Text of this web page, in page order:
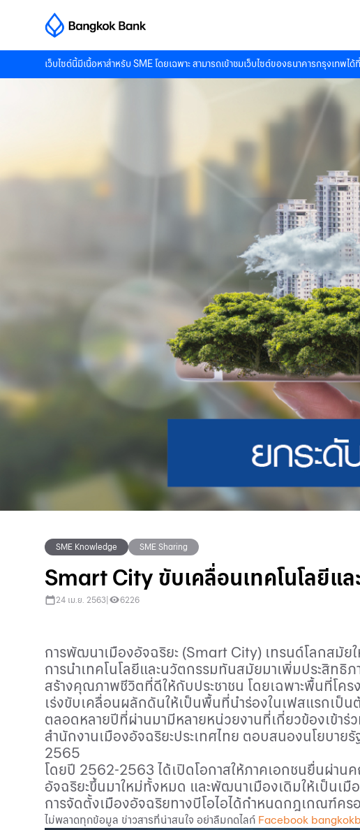
เว็บไซต์นี้มีเนื้อหาสำหรับ SME โดยเฉพาะ สามารถเข้าชมเว็บไซต์ของธนาคารกรุงเทพได้ที่
SME Knowledge SME Sharing
Smart City ขับเคลื่อนเทคโนโลยีแล
24 เม.ย. 2563 6226
การพัฒนาเมืองอัจฉริยะ (Smart City) เทรนด์โลกสมัย
การนำเทคโนโลยีและนวัตกรรมทันสมัยมาเพิ่มประสิทธิ
สร้างคุณภาพชีวิตที่ดีให้กับประชาชน โดยเฉพาะพื้นที่โคร
เร่งขับเคลื่อนผลักดันให้เป็นพื้นที่นำร่องในเฟสแรกเป็
ตลอดหลายปีที่ผ่านมามีหลายหน่วยงานที่เกี่ยวข้องเข้า
สำนักงานเมืองอัจฉริยะประเทศไทย ตอบสนองนโยบา
2565
โดยปี 2562-2563 ได้เปิดโอกาสให้ภาคเอกชนยื่นผ่าน
อัจฉริยะขึ้นมาใหม่ทั้งหมด และพัฒนาเมืองเดิมให้เป็นเมื
การจัดตั้งเมืองอัจฉริยทางบีโอไอได้กำหนดกฎเกณฑ์ค
ไม่พลาดทุกข้อมูล ข่าวสารที่น่าสนใจ อย่าลืมกดไลก์ Facebook